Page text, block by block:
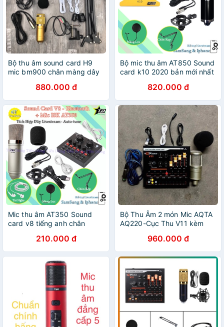
Bộ thu âm sound card H9
mic bm900 chân màng dây
livestream bm900 đầy đủ
sound card k9 có autu-tune
880.000 đ
Bộ mic thu âm AT850 Sound
card k10 2020 bản mới nhất
livestream đầy đủ đã kèm
dây live stream
820.000 đ
Mic thu âm AT350 Sound
card v8 tiếng anh chân
stream V8 có auto-tune
210.000 đ
Bộ Thu Âm 2 món Mic AQTA
AQ220-Cục Thu V11 kèm
960.000 đ